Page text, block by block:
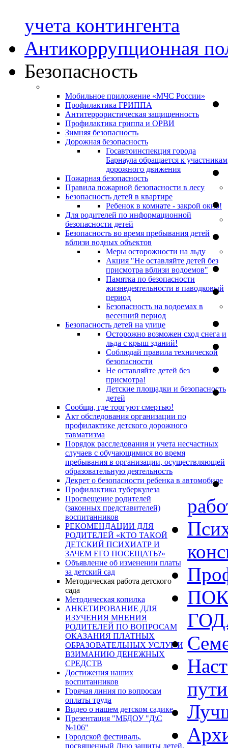
учета контингента
Антикоррупционная
Безопасность
Мобильное приложение «МЧС России»
Профилактика ГРИППА
Антитеррористическая защищенность
Профилактика гриппа и ОРВИ
Зимняя безопасность
Дорожная безопасность
Госавтоинспекция города
Барнаула обращается к участникам
дорожного движения
Пожарная безопасность
Правила пожарной безопасности в лесу
Безопасность детей в квартире
Ребенок в комнате - закрой окно!
Для родителей по информационной
безопасности детей
Безопасность во время пребывания детей
вблизи водных объектов
Меры осторожности на льду
Акция "Не оставляйте детей без
присмотра вблизи водоемов"
Памятка по безопасности
жизнедеятельности в паводковый
период
Безопасность на водоемах в
весенний период
Безопасность детей на улице
Осторожно возможен сход снега и
льда с крыш зданий!
Соблюдай правила технической
безопасности
Не оставляйте детей без
присмотра!
Детские площадки и безопасность
детей
Сообщи, где торгуют смертью!
Акт обследования организации по
профилактике детского дорожного
тавматизма
Порядок расследования и учета несчастных
случаев с обучающимися во время
пребывания в организации, осуществляющей
образовательную деятельность
Декрет о безопасности ребенка в автомобиле
Профилактика туберкулеза
Просвещение родителей
(законных представителей)
воспитанников
РЕКОМЕНДАЦИИ ДЛЯ
РОДИТЕЛЕЙ «КТО ТАКОЙ
ДЕТСКИЙ ПСИХИАТР И
ЗАЧЕМ ЕГО ПОСЕЩАТЬ?»
Объявление об изменении платы
за детский сад
Методическая работа детского
сада
Методическая копилка
АНКЕТИРОВАНИЕ ДЛЯ
ИЗУЧЕНИЯ МНЕНИЯ
РОДИТЕЛЕЙ ПО ВОПРОСАМ
ОКАЗАНИЯ ПЛАТНЫХ
ОБРАЗОВАТЕЛЬНЫХ УСЛУГ И
ВЗИМАНИЮ ДЕНЕЖНЫХ
СРЕДСТВ
Достижения наших
воспитанников
Горячая линия по вопросам
оплаты труда
Видео о нашем детском садике
Презентация "МБДОУ "Д\С
№106"
Городской фестиваль,
посвященный Дню защиты детей,